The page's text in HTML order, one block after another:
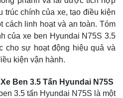
trúc chính của xe, tạo điều kiện
cách linh hoạt và an toàn. Tóm
của xe ben Hyundai N75S 3.5
cho sự hoạt động hiệu quả và
kiện vận hành.
Ben 3.5 Tấn Hyundai N75S
3.5 tấn Hyundai N75S là một